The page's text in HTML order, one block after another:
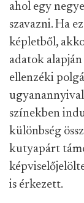
ahol egy
szavazni. Ha
képletből,
adatok alapján
ellenzéki
színekben
különbség
kutyapárt
is érkezett.